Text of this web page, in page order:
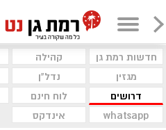
חדשות רמת גן קהילה
מגזין
נדל"ן
דרושים
לוח חינם
whatsapp
אינדקס